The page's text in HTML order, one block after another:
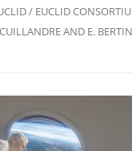
/ EUCLID
AND E.